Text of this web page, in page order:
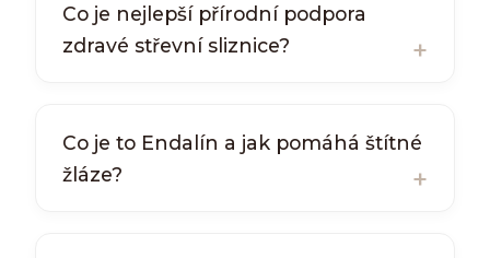
Co je nejlepší přírodní podpora
zdravé střevní sliznice?
Co je to Endalín a jak pomáhá štítné
žláze?